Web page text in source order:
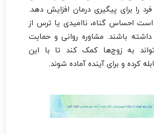
فرد را برای پیگیری درمان افزایش دهد.
احساس گناه، ناامیدی یا ترس از
داشته باشند. مشاوره روانی و حمایت
به زوج‌ها کمک کند تا با این
کرده و برای آینده آماده شوند.